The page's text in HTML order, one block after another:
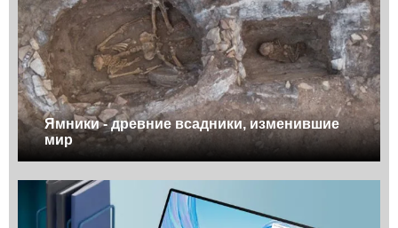
Ямники - древние всадники, изменившие
мир